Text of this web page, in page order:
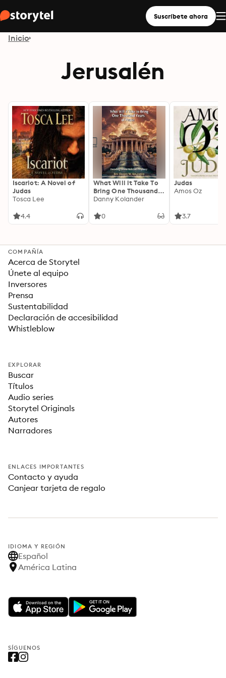
Suscríbete ahora
Inicio
Jerusalén
Iscariot: A Novel of
Judas
Tosca Lee
4.4
What Will it Take To
Bring One Thousand
Years of Peace:
and Prophecy
Danny Kolander
0
Judas
Amos Oz
3.7
COMPAÑÍA
Acerca de Storytel
Únete al equipo
Inversores
Prensa
Sustentabilidad
Declaración de accesibilidad
Whistleblow
EXPLORAR
Buscar
Títulos
Audio series
Storytel Originals
Autores
Narradores
ENLACES IMPORTANTES
Contacto y ayuda
Canjear tarjeta de regalo
IDIOMA Y REGIÓN
Español
América Latina
SÍGUENOS